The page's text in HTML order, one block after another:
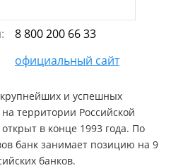
8 800 200 66 33
официальный сайт
крупнейших и успешных
территории Российской
в конце 1993 года. По
банк занимает позицию на 9
банков.